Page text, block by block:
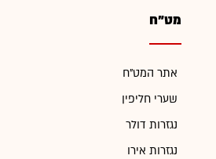
מט"ח
אתר המט"ח
שערי חליפין
נגזרות דולר
נגזרות אירו